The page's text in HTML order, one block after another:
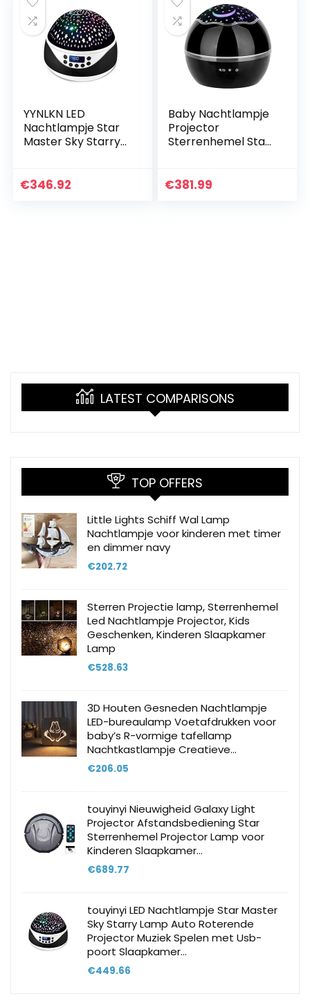
YYNLKN LED
Nachtlampje Star
Master Sky Starry
Projector Muziek
€346.92
Baby Nachtlampje
Projector
Sterrenhemel Star
Kerstlicht USB
€381.99
LATEST COMPARISONS
TOP OFFERS
Little Lights Schiff Wal Lamp
Nachtlampje voor kinderen met timer
en dimmer navy
€202.72
Sterren Projectie lamp, Sterrenhemel
Led Nachtlampje Projector, Kids
Geschenken, Kinderen Slaapkamer
Lamp
€528.63
3D Houten Gesneden Nachtlampje
LED-bureaulamp Voetafdrukken voor
baby’s R-vormige tafellamp
Nachtkastlampje Creatieve…
€206.05
touyinyi Nieuwigheid Galaxy Light
Projector Afstandsbediening Star
Sterrenhemel Projector Lamp voor
Kinderen Slaapkamer…
€689.77
touyinyi LED Nachtlampje Star Master
Sky Starry Lamp Auto Roterende
Projector Muziek Spelen met Usb-
poort Slaapkamer…
€449.66